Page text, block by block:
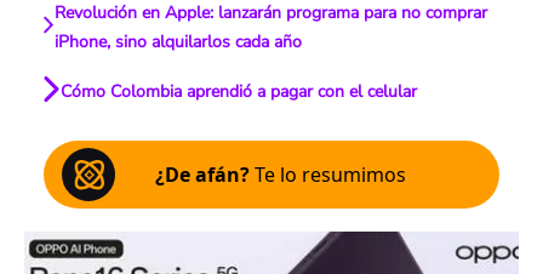
Revolución en Apple: lanzarán programa para no comprar
iPhone, sino alquilarlos cada año
Cómo Colombia aprendió a pagar con el celular
¿De afán?Te lo resumimos